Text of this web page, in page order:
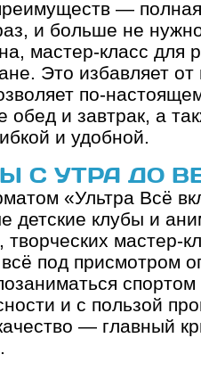
—
и больше не
мастер-класс для
Это избавляет
по-
обед и завтрак, а
и удобной.
С УТРА ДО
«Ультра Всё
детские клубы и
творческих мастер-
под присмотром
и с пользой
— главный